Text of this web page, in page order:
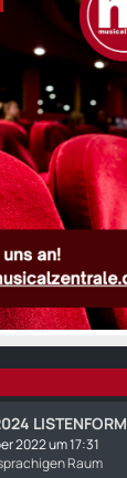
LISTENFORM
2022 um 17:31
Raum